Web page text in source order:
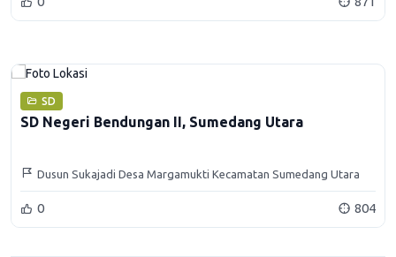
SD
SD Negeri Bendungan II, Sumedang Utara
Dusun Sukajadi Desa Margamukti Kecamatan Sumedang Utara
Kabupaten Sumedang
0 804